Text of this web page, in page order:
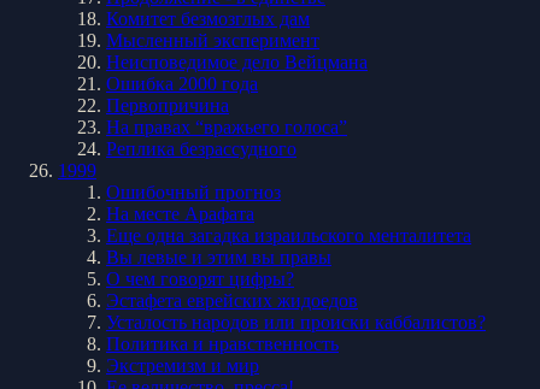
Комитет безмозглых дам
Мысленный эксперимент
Неисповедимое дело Вейцмана
Ошибка 2000 года
Первопричина
На правах “вражьего голоса”
Реплика безрассудного
1999
Ошибочный прогноз
На месте Арафата
Еще одна загадка израильского менталитета
Вы левые и этим вы правы
О чем говорят цифры?
Эстафета еврейских жидоедов
Усталость народов или происки каббалистов?
Политика и нравственность
Экстремизм и мир